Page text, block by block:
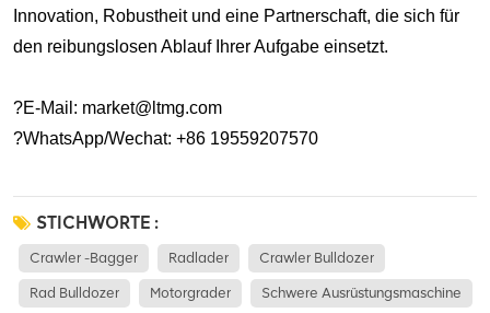
Innovation, Robustheit und eine Partnerschaft, die sich für
den reibungslosen Ablauf Ihrer Aufgabe einsetzt.
?E-Mail: market@ltmg.com
?WhatsApp/Wechat: +86 19559207570
STICHWORTE :
Crawler -Bagger Radlader Crawler Bulldozer
Rad Bulldozer Motorgrader Schwere Ausrüstungsmaschine